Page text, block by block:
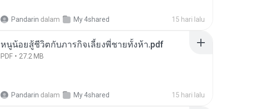
Pandarin dalam My 4shared 15 hari lalu
หนูน้อยสู้ชีวิตกับภารกิจเลี้ยงพี่ชายทั้งห้า.pdf
PDF 27.2 MB
Pandarin dalam My 4shared 15 hari lalu